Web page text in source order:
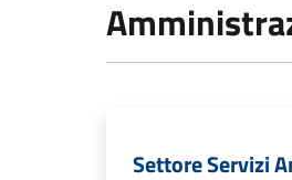
Settore Servizi